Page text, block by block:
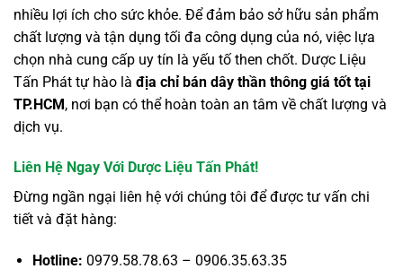
nhiều lợi ích cho sức khỏe. Để đảm bảo sở hữu sản phẩm
chất lượng và tận dụng tối đa công dụng của nó, việc lựa
chọn nhà cung cấp uy tín là yếu tố then chốt. Dược Liệu
Tấn Phát tự hào là địa chỉ bán dây thần thông giá tốt tại
TP.HCM, nơi bạn có thể hoàn toàn an tâm về chất lượng và
dịch vụ.
Liên Hệ Ngay Với Dược Liệu Tấn Phát!
Đừng ngần ngại liên hệ với chúng tôi để được tư vấn chi
tiết và đặt hàng:
Hotline: 0979.58.78.63 – 0906.35.63.35